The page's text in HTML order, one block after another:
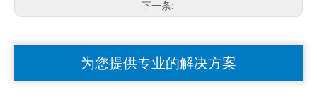
下一条:
为您提供专业的解决方案